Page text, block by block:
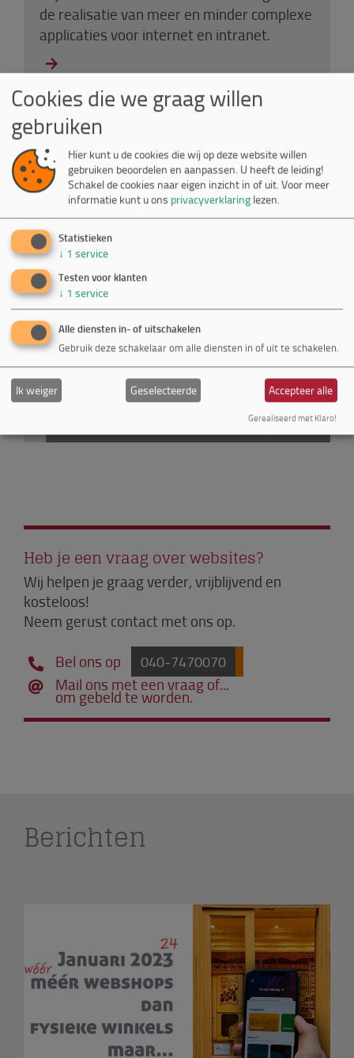
de realisatie van meer en minder complexe
applicaties voor internet en intranet.
Databel CMS
Maak en onderhoud eenvoudig zélf je
website. Snel online voor een verrassend
scherpe prijs!
Heb je een vraag over websites?
Wij helpen je graag verder, vrijblijvend en
kosteloos!
Neem gerust contact met ons op.
Bel ons op 040-7470070
Mail ons met een vraag of...
om gebeld te worden.
Berichten
Cookies die we graag willen
gebruiken
Hier kunt u de cookies die wij op deze website willen
gebruiken beoordelen en aanpassen. U heeft de leiding!
Schakel de cookies naar eigen inzicht in of uit. Voor meer
informatie kunt u ons privacyverklaring lezen.
Statistieken
↓ 1 service
Testen voor klanten
↓ 1 service
Alle diensten in- of uitschakelen
Gebruik deze schakelaar om alle diensten in of uit te schakelen.
Ik weiger Geselecteerde Accepteer alle
Gerealiseerd met Klaro!